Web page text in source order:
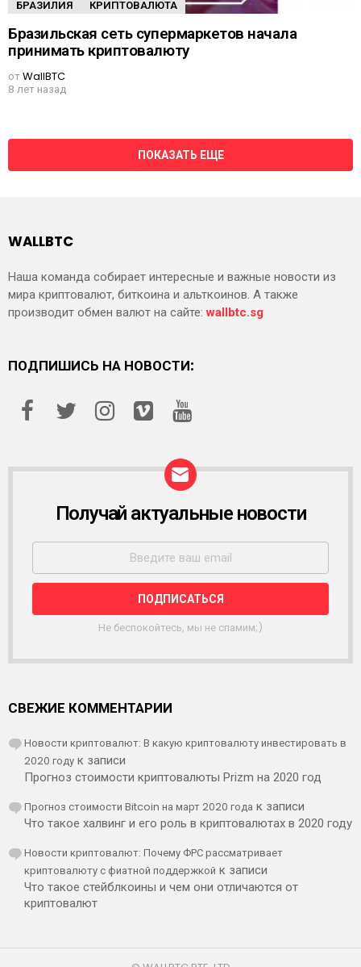
БРАЗИЛИЯ КРИПТОВАЛЮТА
Бразильская сеть супермаркетов начала
принимать криптовалюту
отWallBTC
8 лет назад
ПОКАЗАТЬ ЕЩЕ
WALLBTC
Наша команда собирает интересные и важные новости из
мира криптовалют, биткоина и альткоинов. А также
производит обмен валют на сайте:wallbtc.sg
ПОДПИШИСЬ НА НОВОСТИ:
С
Ы
Л
К
Получай актуальные новости
Не беспокойтесь, мы не спамим;)
СВЕЖИЕ КОММЕНТАРИИ
Новости криптовалют: В какую криптовалюту инвестировать в
2020 году к записи
Прогноз стоимости криптовалюты Prizm на 2020 год
Прогноз стоимости Bitcoin на март 2020 года к записи
Что такое халвинг и его роль в криптовалютах в 2020 году
Новости криптовалют: Почему ФРС рассматривает
криптовалюту с фиатной поддержкой к записи
Что такое стейблкоины и чем они отличаются от
криптовалют